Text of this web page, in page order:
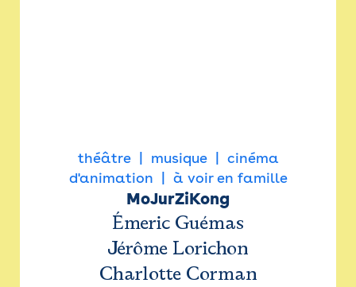
théâtre musique
cinéma
d'animation
à voir en famille
MoJurZiKong
Émeric Guémas
Jérôme Lorichon
Charlotte Corman